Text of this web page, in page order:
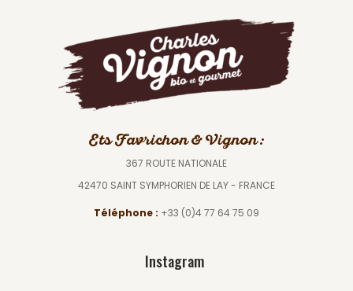
Ets Favrichon & Vignon :
367 ROUTE NATIONALE
42470 SAINT SYMPHORIEN DE LAY - FRANCE
Téléphone : +33 (0)4 77 64 75 09
Instagram